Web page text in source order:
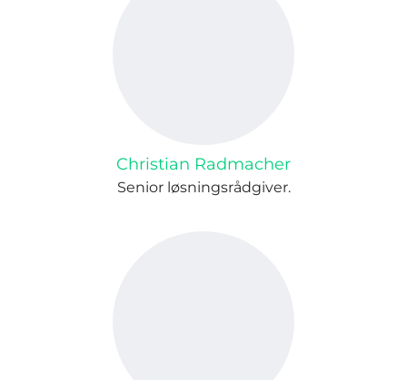
Christian Radmacher
Senior løsningsrådgiver.